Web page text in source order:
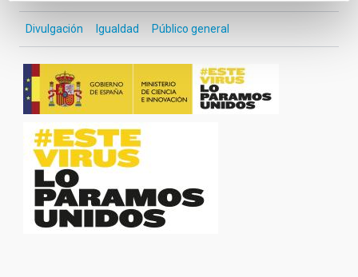
Divulgación Igualdad Público general